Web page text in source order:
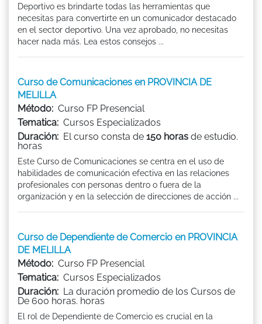
Deportivo es brindarte todas las herramientas que
necesitas para convertirte en un comunicador destacado
en el sector deportivo. Una vez aprobado, no necesitas
hacer nada más. Lea estos consejos ...
Curso de Comunicaciones en PROVINCIA DE
MELILLA
Método: Curso FP Presencial
Tematica: Cursos Especializados
Duración: El curso consta de 150 horas de estudio.
horas
Este Curso de Comunicaciones se centra en el uso de
habilidades de comunicación efectiva en las relaciones
profesionales con personas dentro o fuera de la
organización y en la selección de direcciones de acción ...
Curso de Dependiente de Comercio en PROVINCIA
DE MELILLA
Método: Curso FP Presencial
Tematica: Cursos Especializados
Duración: La duración promedio de los Cursos de
De 600 horas. horas
El rol de Dependiente de Comercio es crucial en la